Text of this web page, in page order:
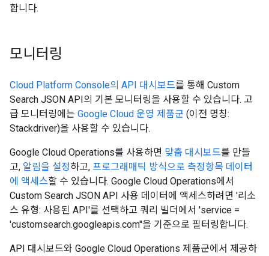
합니다.
모니터링
Cloud Platform Console의 API 대시보드를 통해 Custom
Search JSON API의 기본 모니터링을 사용할 수 있습니다. 고
급 모니터링에는 Google Cloud 운영 제품군 (이전 명칭:
Stackdriver)을 사용할 수 있습니다.
Google Cloud Operations를 사용하면 맞춤 대시보드를 만들
고, 알림을 설정하고, 프로그래매틱 방식으로 측정항목 데이터
에 액세스할 수 있습니다. Google Cloud Operations에서
Custom Search JSON API 사용 데이터에 액세스하려면 '리소
스 유형: 사용된 API'를 선택하고 쿼리 빌더에서 'service =
'customsearch.googleapis.com''을 기준으로 필터링합니다.
API 대시보드와 Google Cloud Operations 제품군에서 제공하